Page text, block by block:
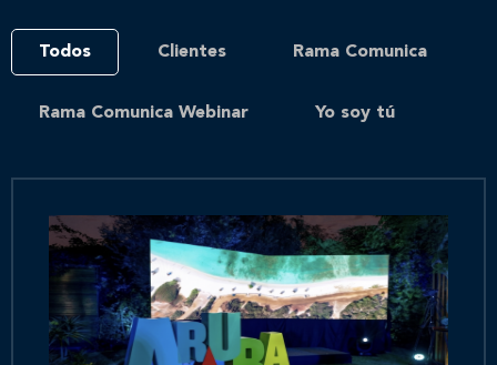
Todos Clientes Rama Comunica
Rama Comunica Webinar Yo soy tú